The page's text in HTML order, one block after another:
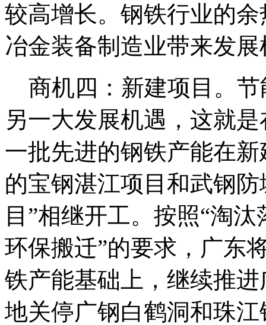
较高增长。钢铁行业的
冶金装备制造业带来发
商机四：新建项目。节
另一大发展机遇，这就
一批先进的钢铁产能在
的宝钢湛江项目和武钢
目”相继开工。按照“淘
环保搬迁”的要求，广东
铁产能基础上，继续推
地关停广钢白鹤洞和珠